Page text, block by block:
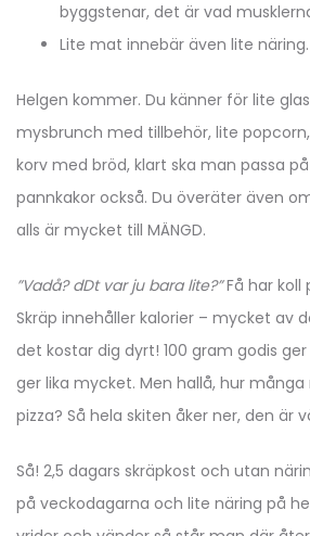
byggstenar, det är vad
Lite mat innebär även lite näring.
Helgen kommer. Du känner för lite
mysbrunch med tillbehör, lite
korv med bröd, klart ska man passa
pannkakor också. Du överäter även
alls är mycket till MÄNGD.
”Vadå? dDt var ju bara lite?”Få har koll
Skräp innehåller kalorier – mycket av
det kostar dig dyrt! 100 gram godis
ger lika mycket. Men hallå, hur många
pizza? Så hela skiten åker ner, den är
Så! 2,5 dagars skräpkost och utan
på veckodagarna och lite näring på